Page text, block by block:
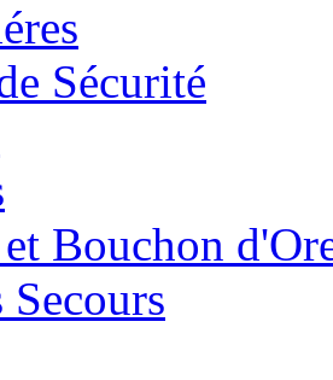
Sécurité
et Bouchon
Secours